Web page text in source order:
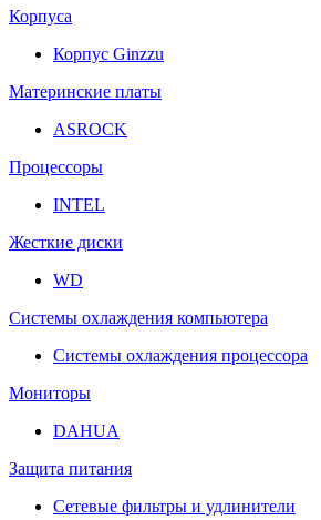
Корпуса
Корпус Ginzzu
Материнские платы
ASROCK
Процессоры
INTEL
Жесткие диски
WD
Системы охлаждения компьютера
Системы охлаждения процессора
Мониторы
DAHUA
Защита питания
Сетевые фильтры и удлинители